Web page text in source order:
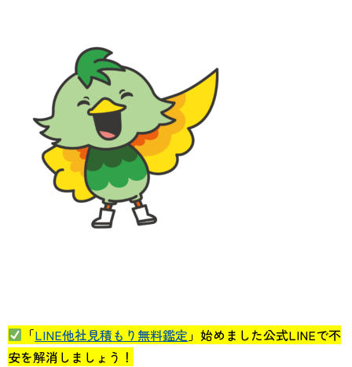
「LINE他社見積もり無料鑑定 」始めました公式LINEで不
安を解消しましょう！